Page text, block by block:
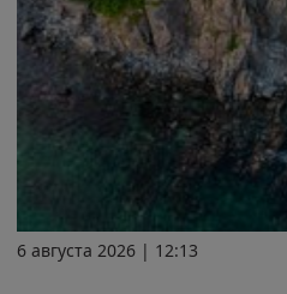
6 августа 2026 | 12:13